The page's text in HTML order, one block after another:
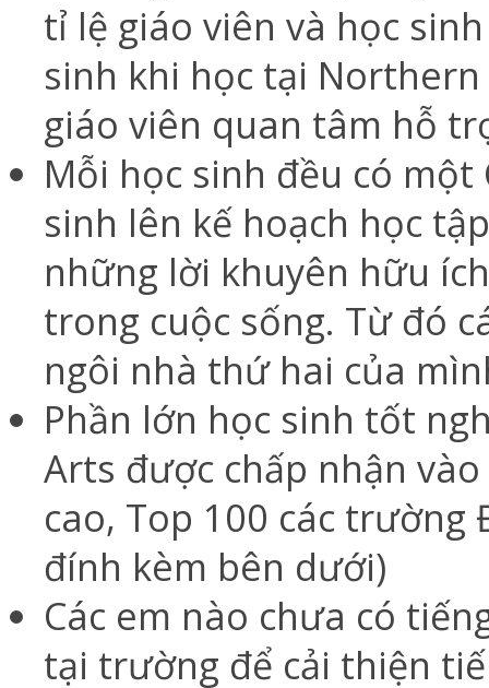
tỉ lệ giáo viên và học
sinh khi học tại
giáo viên quan tâm hỗ
Mỗi học sinh đều có
sinh lên kế hoạch học
những lời khuyên hữu
trong cuộc sống. Từ đó
ngôi nhà thứ hai của
Phần lớn học sinh tốt
Arts được chấp nhận
cao, Top 100 các trường
đính kèm bên dưới)
Các em nào chưa có
tại trường để cải thiện